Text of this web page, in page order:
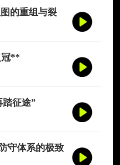
的重组与裂
冠**
踏征途”
守体系的极致